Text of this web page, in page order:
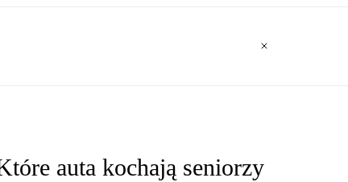
auta kochają seniorzy